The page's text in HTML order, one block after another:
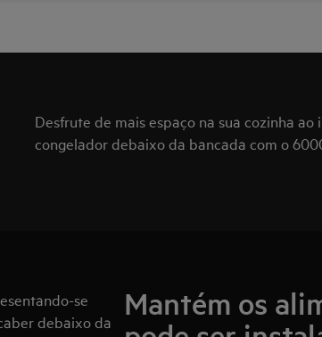
Desfrute de mais espaço na sua cozinha
congelador debaixo da bancada com o
Mantém os
se
debaixo da